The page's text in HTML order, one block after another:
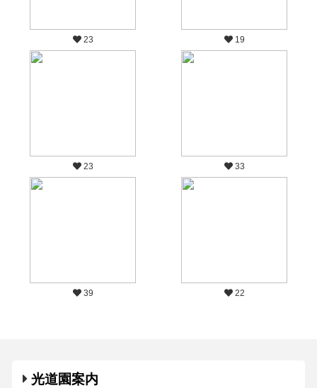
23 19
23 33
39 22
光道園案内